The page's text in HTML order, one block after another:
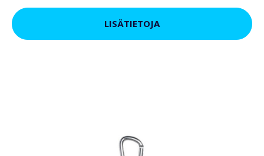
LISÄTIETOJA